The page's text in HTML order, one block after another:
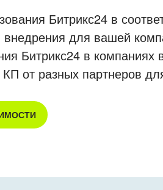
Битрикс24 в
внедрения для вашей
Битрикс24 в компаниях
от разных партнеров